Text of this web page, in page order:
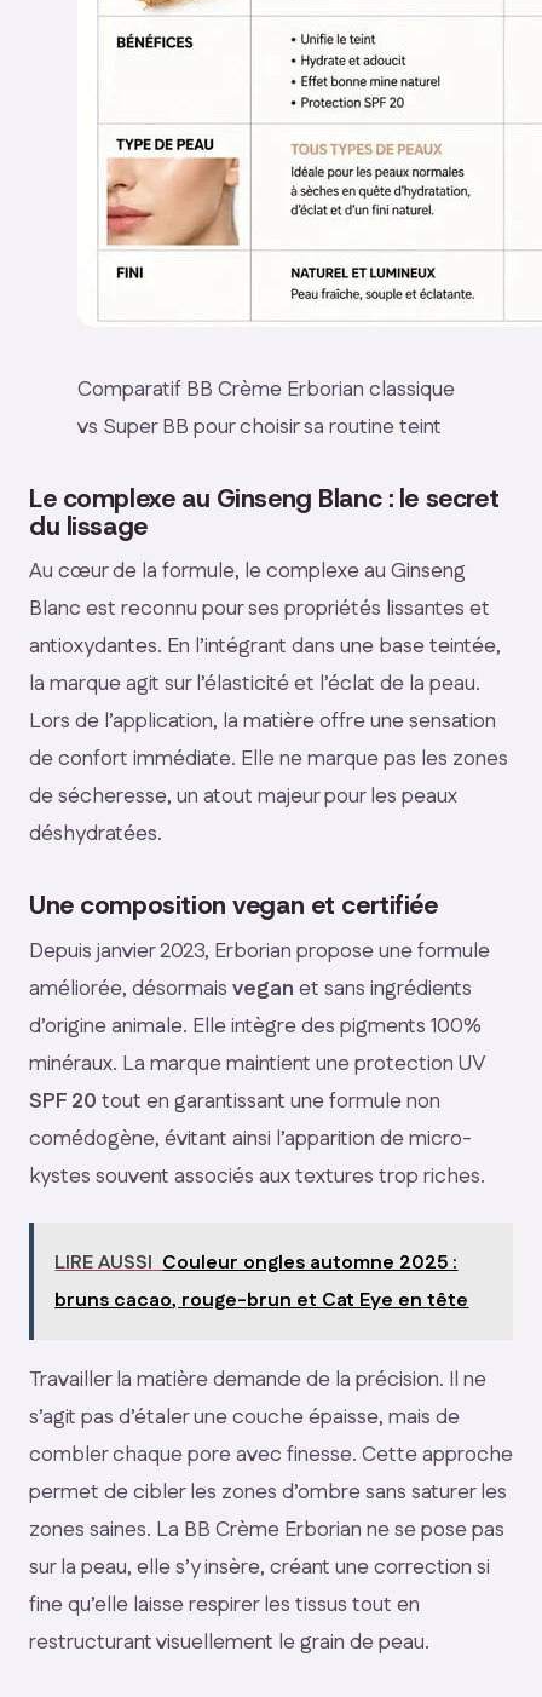
Comparatif BB Crème Erborian classique
vs Super BB pour choisir sa routine teint
Le complexe au Ginseng Blanc : le secret
du lissage
Au cœur de la formule, le complexe au Ginseng
Blanc est reconnu pour ses propriétés lissantes et
antioxydantes. En l’intégrant dans une base teintée,
la marque agit sur l’élasticité et l’éclat de la peau.
Lors de l’application, la matière offre une sensation
de confort immédiate. Elle ne marque pas les zones
de sécheresse, un atout majeur pour les peaux
déshydratées.
Une composition vegan et certifiée
Depuis janvier 2023, Erborian propose une formule
améliorée, désormais vegan et sans ingrédients
d’origine animale. Elle intègre des pigments 100%
minéraux. La marque maintient une protection UV
SPF 20 tout en garantissant une formule non
comédogène, évitant ainsi l’apparition de micro-
kystes souvent associés aux textures trop riches.
LIRE AUSSI Couleur ongles automne 2025 :
bruns cacao, rouge-brun et Cat Eye en tête
Travailler la matière demande de la précision. Il ne
s’agit pas d’étaler une couche épaisse, mais de
combler chaque pore avec finesse. Cette approche
permet de cibler les zones d’ombre sans saturer les
zones saines. La BB Crème Erborian ne se pose pas
sur la peau, elle s’y insère, créant une correction si
fine qu’elle laisse respirer les tissus tout en
restructurant visuellement le grain de peau.